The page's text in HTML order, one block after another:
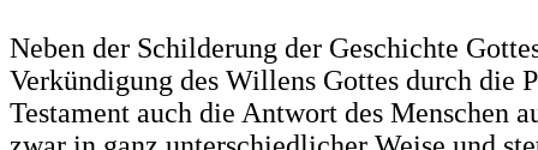
Neben der Schilderung der Geschichte
Verkündigung des Willens Gottes durch die
Testament auch die Antwort des Menschen